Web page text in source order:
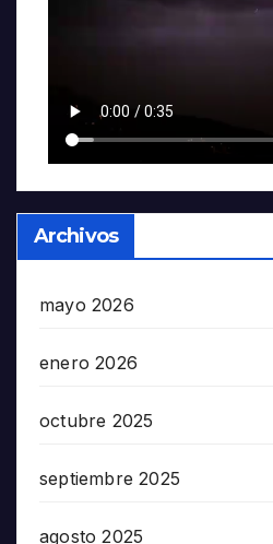
Archivos
mayo 2026
enero 2026
octubre 2025
septiembre 2025
agosto 2025